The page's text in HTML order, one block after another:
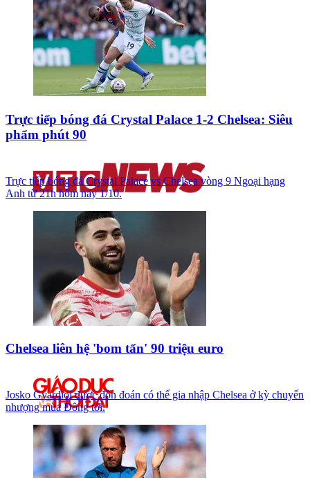
Trực tiếp bóng đá Crystal Palace 1-2 Chelsea: Siêu
phẩm phút 90
Trực tiếp bóng đá Crystal Palace vs Chelsea vòng 9 Ngoại hạng
Anh từ 21h hôm nay 1/10.
Chelsea liên hệ 'bom tấn' 90 triệu euro
Josko Gvardiol được đồn đoán có thể gia nhập Chelsea ở kỳ chuyển
nhượng mùa Đông tới.